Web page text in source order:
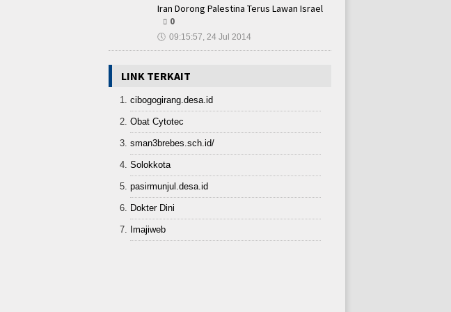
Iran Dorong Palestina Terus Lawan Israel
0
🕔 09:15:57, 24 Jul 2014
LINK TERKAIT
cibogogirang.desa.id
Obat Cytotec
sman3brebes.sch.id/
Solokkota
pasirmunjul.desa.id
Dokter Dini
Imajiweb